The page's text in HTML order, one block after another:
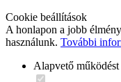
Cookie beállítások
A honlapon a jobb
használunk. További
Alapvető